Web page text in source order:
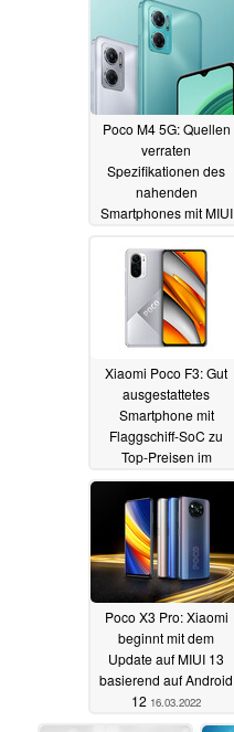
Poco M4 5G: Quellen
verraten
Spezifikationen des
nahenden
Smartphones mit MIUI
Xiaomi Poco F3: Gut
ausgestattetes
Smartphone mit
Flaggschiff-SoC zu
Top-Preisen im
Angebot21.03.2022
Poco X3 Pro: Xiaomi
beginnt mit dem
Update auf MIUI 13
basierend auf Android
12 16.03.2022